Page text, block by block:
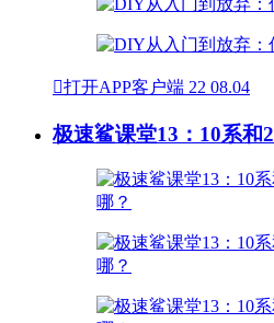
打开APP客户端 22 08.04
极速鲨课堂13：10系和